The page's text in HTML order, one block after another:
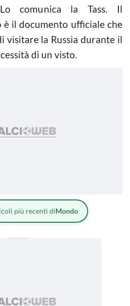
Lo comunica la Tass. Il
è il documento ufficiale che
visitare la Russia durante il
di un visto.
più recenti diMondo